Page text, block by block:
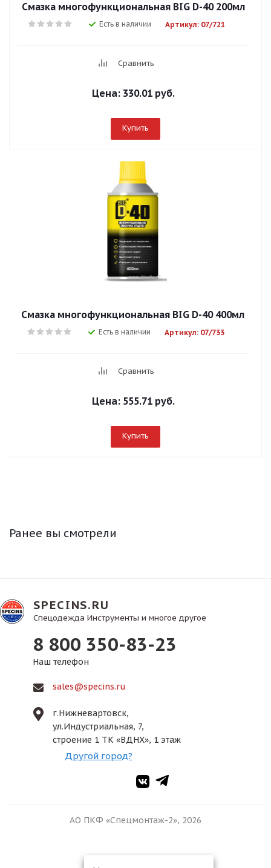
Смазка многофункциональная BIG D-40 200мл
Есть в наличии Артикул: 07/721
Сравнить
Цена: 330.01 руб.
Купить
Смазка многофункциональная BIG D-40 400мл
Есть в наличии Артикул: 07/733
Сравнить
Цена: 555.71 руб.
Купить
Ранее вы смотрели
SPECINS.RU
Спецодежда Инструменты и многое другое
8 800 350-83-23
Наш телефон
sales@specins.ru
г.Нижневартовск,
ул.Индустриальная, 7,
строение 1 ТК «ВДНХ», 1 этаж
Другой город?
АО ПКФ «Спецмонтаж-2», 2026